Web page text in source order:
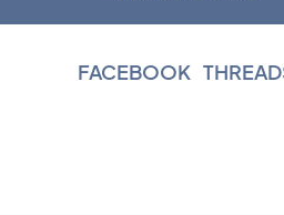
FACEBOOK |